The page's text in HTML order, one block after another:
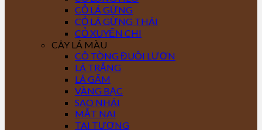
CỎ LÁ GỪNG
CỎ LÁ GỪNG THÁI
CỎ XUYẾN CHI
CÂY LÁ MÀU
CÔ TÒNG ĐUÔI LƯƠN
LÁ TRẮNG
LÁ GẤM
VÀNG BẠC
SAO NHÁI
MẮT NAI
TAI TƯỢNG